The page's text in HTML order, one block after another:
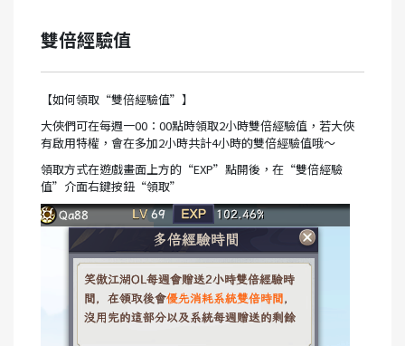
雙倍經驗值
【如何領取“雙倍經驗值”】
大俠們可在每週一00：00點時領取2小時雙倍經驗值，若大俠
有啟用特權，會在多加2小時共計4小時的雙倍經驗值哦～
領取方式在遊戲畫面上方的“EXP”點開後，在“雙倍經驗
值”介面右鍵按鈕“領取”